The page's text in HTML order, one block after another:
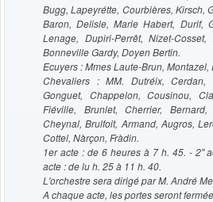
Bugg, Lapeyrétte, Courbières, Kirsch,
Baron, Delisle, Marie Habert, Durif,
Lenage, Dupiri-Perrêt, Nizet-
Bonneville Gardy, Doyen Bertin.
Ecuyers : Mmes Laute-Brun,
Chevaliers : MM. Dutréix, Cerdan,
Gonguet, Chappelon, Cousinou,
Fiéville, Brunlet, Cherrier,
Cheynal, Brulfoit, Armand, Augros,
Cottel, Nàrçon, Fràdin.
1er acte : de 6 heures à 7 h. 45. - 2"
acte : de lu h. 25 à 11 h. 40.
L'orchestre sera dirigé par M. André
A chaque acte, les portes seront